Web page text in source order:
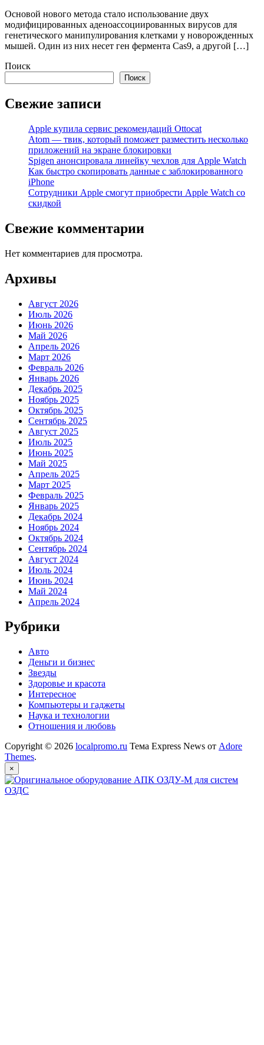
Основой нового метода стало использование двух
модифицированных аденоассоциированных вирусов для
генетического манипулирования клетками у новорожденных
мышей. Один из них несет ген фермента Cas9, а другой […]
Поиск
Поиск
Свежие записи
Apple купила сервис рекомендаций Ottocat
Atom — твик, который поможет разместить несколько
приложений на экране блокировки
Spigen анонсировала линейку чехлов для Apple Watch
Как быстро скопировать данные с заблокированного
iPhone
Сотрудники Apple смогут приобрести Apple Watch со
скидкой
Свежие комментарии
Нет комментариев для просмотра.
Архивы
Август 2026
Июль 2026
Июнь 2026
Май 2026
Апрель 2026
Март 2026
Февраль 2026
Январь 2026
Декабрь 2025
Ноябрь 2025
Октябрь 2025
Сентябрь 2025
Август 2025
Июль 2025
Июнь 2025
Май 2025
Апрель 2025
Март 2025
Февраль 2025
Январь 2025
Декабрь 2024
Ноябрь 2024
Октябрь 2024
Сентябрь 2024
Август 2024
Июль 2024
Июнь 2024
Май 2024
Апрель 2024
Рубрики
Авто
Деньги и бизнес
Звезды
Здоровье и красота
Интересное
Компьютеры и гаджеты
Наука и технологии
Отношения и любовь
Copyright © 2026 localpromo.ru Тема Express News от Adore
Themes.
×